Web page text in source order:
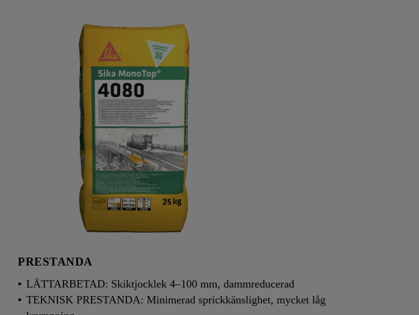
PRESTANDA
LÄTTARBETAD: Skiktjocklek 4–100 mm, dammreducerad
TEKNISK PRESTANDA: Minimerad sprickkänslighet, mycket låg